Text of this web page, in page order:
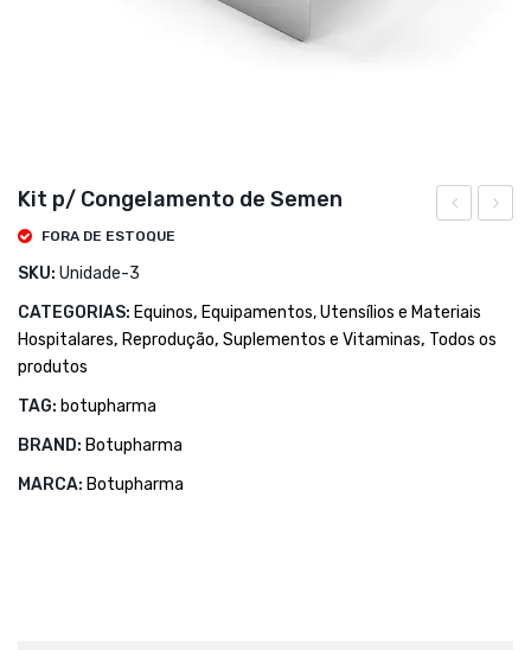
Kit p/ Congelamento de Semen
FORA DE ESTOQUE
SKU: Unidade-3
CATEGORIAS: Equinos, Equipamentos, Utensílios e Materiais
Hospitalares, Reprodução, Suplementos e Vitaminas, Todos os
produtos
TAG: botupharma
BRAND: Botupharma
MARCA: Botupharma